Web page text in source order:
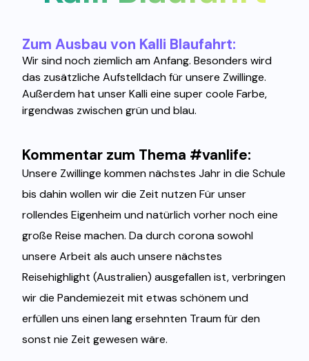
Zum Ausbau von Kalli Blaufahrt:
Wir sind noch ziemlich am Anfang. Besonders wird
das zusätzliche Aufstelldach für unsere Zwillinge.
Außerdem hat unser Kalli eine super coole Farbe,
irgendwas zwischen grün und blau.
Kommentar zum Thema #vanlife:
Unsere Zwillinge kommen nächstes Jahr in die Schule
bis dahin wollen wir die Zeit nutzen Für unser
rollendes Eigenheim und natürlich vorher noch eine
große Reise machen. Da durch corona sowohl
unsere Arbeit als auch unsere nächstes
Reisehighlight (Australien) ausgefallen ist, verbringen
wir die Pandemiezeit mit etwas schönem und
erfüllen uns einen lang ersehnten Traum für den
sonst nie Zeit gewesen wäre.